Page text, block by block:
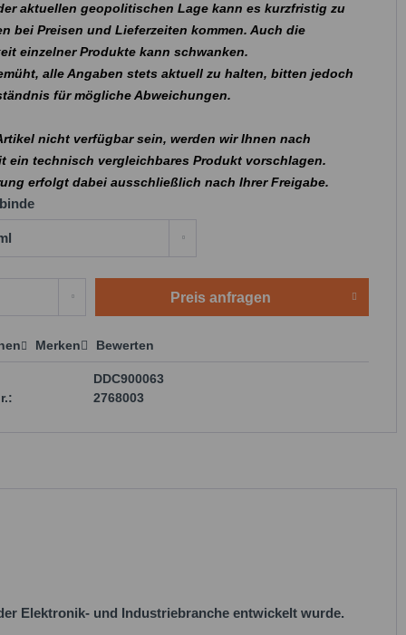
aktuellen geopolitischen Lage kann es kurzfristig zu
bei Preisen und Lieferzeiten kommen. Auch die
einzelner Produkte kann schwanken.
alle Angaben stets aktuell zu halten, bitten jedoch
für mögliche Abweichungen.
nicht verfügbar sein, werden wir Ihnen nach
ein technisch vergleichbares Produkt vorschlagen.
erfolgt dabei ausschließlich nach Ihrer Freigabe.
Preis anfragen
Merken Bewerten
DDC900063
2768003
Elektronik- und Industriebranche entwickelt wurde.